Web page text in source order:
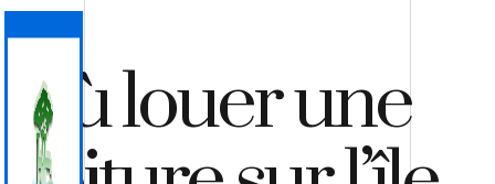
Où louer une